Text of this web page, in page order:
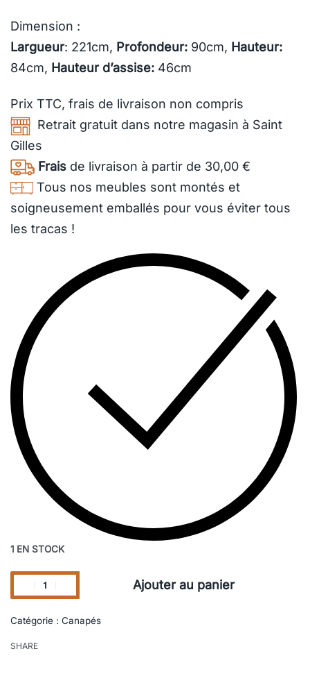
Dimension :
Largueur: 221cm, Profondeur: 90cm, Hauteur:
84cm, Hauteur d’assise: 46cm
Prix TTC, frais de livraison non compris
Retrait gratuit dans notre magasin à Saint
Gilles
Frais de livraison à partir de 30,00 €
Tous nos meubles sont montés et
soigneusement emballés pour vous éviter tous
les tracas !
1 EN STOCK
Ajouter au panier
Catégorie : Canapés
SHARE